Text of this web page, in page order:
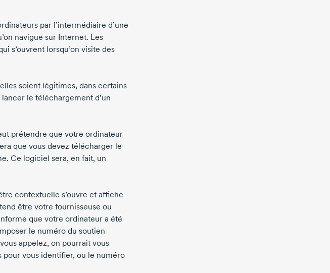
par l’intermédiaire d’une
navigue sur Internet. Les
s’ouvrent lorsqu’on visite des
soient légitimes, dans certains
le téléchargement d’un
prétendre que votre ordinateur
que vous devez télécharger le
Ce logiciel sera, en fait, un
contextuelle s’ouvre et affiche
être votre fournisseuse ou
que votre ordinateur a été
le numéro du soutien
appelez, on pourrait vous
vous identifier, ou le numéro